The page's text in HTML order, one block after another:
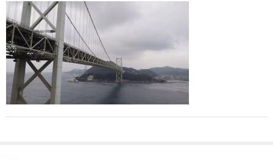
業務用箸（食洗機対応）
マイ箸・箸袋
ご利用ガイド
よくあるご質問